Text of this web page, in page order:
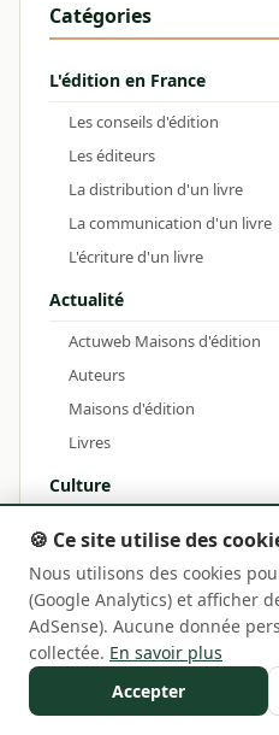
Catégories
L'édition en France
Les conseils d'édition
Les éditeurs
La distribution d'un livre
La communication d'un livre
L'écriture d'un livre
Actualité
Actuweb Maisons d'édition
Auteurs
Maisons d'édition
Livres
Culture
Littérature
Rendez-vous
Les salons du livre
🍪 Ce site utilise des
Nous utilisons des cookies
(Google Analytics) et afficher
AdSense). Aucune donnée
collectée. En savoir plus
Accepter